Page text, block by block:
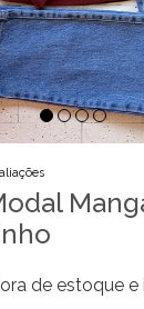
de estoque e